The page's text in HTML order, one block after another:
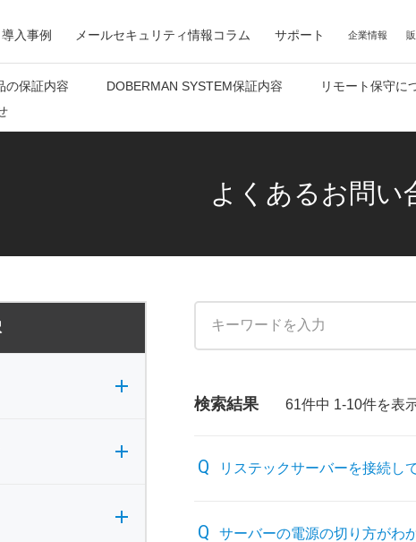
導入事例 メールセキュリティ情報コラム サポート 企業情報
の保証内容 DOBERMAN SYSTEM保証内容 リモート保守に
よくあるお問い
検索結果 61件中 1-10件を表
リステックサーバーを接続し
サーバーの電源の切り方がわ